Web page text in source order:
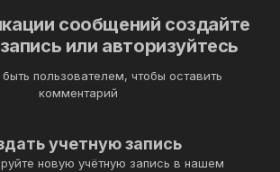
сообщений создайте
или авторизуйтесь
пользователем, чтобы оставить
комментарий
учетную запись
новую учётную запись в нашем